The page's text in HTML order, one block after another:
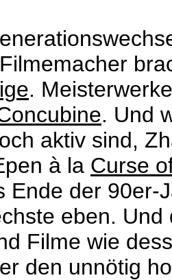
.
. Und
aktiv sind,
à la Curse
Ende der
eben.
Filme wie
den unnötig